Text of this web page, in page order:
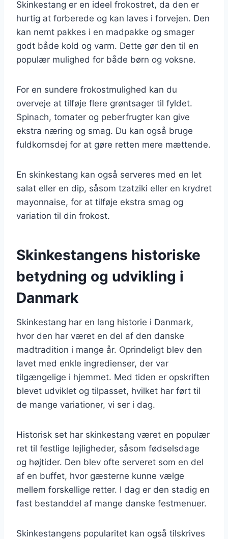
Skinkestang er en ideel frokostret, da den er
hurtig at forberede og kan laves i forvejen. Den
kan nemt pakkes i en madpakke og smager
godt både kold og varm. Dette gør den til en
populær mulighed for både børn og voksne.
For en sundere frokostmulighed kan du
overveje at tilføje flere grøntsager til fyldet.
Spinach, tomater og peberfrugter kan give
ekstra næring og smag. Du kan også bruge
fuldkornsdej for at gøre retten mere mættende.
En skinkestang kan også serveres med en let
salat eller en dip, såsom tzatziki eller en krydret
mayonnaise, for at tilføje ekstra smag og
variation til din frokost.
Skinkestangens historiske
betydning og udvikling i
Danmark
Skinkestang har en lang historie i Danmark,
hvor den har været en del af den danske
madtradition i mange år. Oprindeligt blev den
lavet med enkle ingredienser, der var
tilgængelige i hjemmet. Med tiden er opskriften
blevet udviklet og tilpasset, hvilket har ført til
de mange variationer, vi ser i dag.
Historisk set har skinkestang været en populær
ret til festlige lejligheder, såsom fødselsdage
og højtider. Den blev ofte serveret som en del
af en buffet, hvor gæsterne kunne vælge
mellem forskellige retter. I dag er den stadig en
fast bestanddel af mange danske festmenuer.
Skinkestangens popularitet kan også tilskrives